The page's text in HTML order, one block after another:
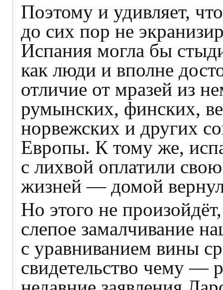
Поэтому и удивляет,
до сих пор не
Испания могла бы
как люди и вполне
отличие от мразей из
румынских, финских,
норвежских и других
Европы. К тому же,
с лихвой оплатили
жизней — домой
Но этого не
слепое замалчивание
с уравниванием вины
свидетельство чему —